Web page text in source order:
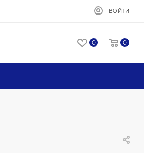
ВОЙТИ
0 0